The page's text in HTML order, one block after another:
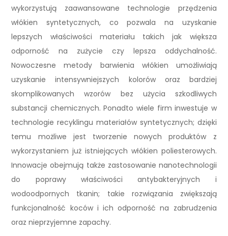
wykorzystują zaawansowane technologie przędzenia
włókien syntetycznych, co pozwala na uzyskanie
lepszych właściwości materiału takich jak większa
odporność na zużycie czy lepsza oddychalność.
Nowoczesne metody barwienia włókien umożliwiają
uzyskanie intensywniejszych kolorów oraz bardziej
skomplikowanych wzorów bez użycia szkodliwych
substancji chemicznych. Ponadto wiele firm inwestuje w
technologie recyklingu materiałów syntetycznych; dzięki
temu możliwe jest tworzenie nowych produktów z
wykorzystaniem już istniejących włókien poliesterowych.
Innowacje obejmują także zastosowanie nanotechnologii
do poprawy właściwości antybakteryjnych i
wodoodpornych tkanin; takie rozwiązania zwiększają
funkcjonalność koców i ich odporność na zabrudzenia
oraz nieprzyjemne zapachy.